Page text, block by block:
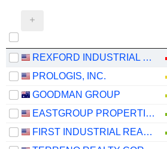
REXFORD INDUSTRIAL REALTY, INC.
PROLOGIS, INC.
GOODMAN GROUP
EASTGROUP PROPERTIES, INC.
FIRST INDUSTRIAL REALTY TRUST, INC.